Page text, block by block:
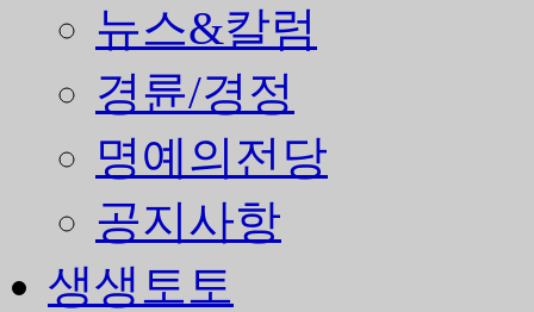
뉴스&칼럼
경륜/경정
명예의전당
공지사항
생생토토